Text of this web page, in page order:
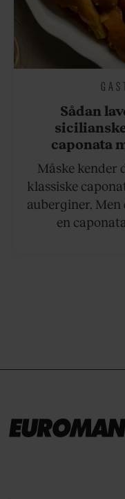
Sådan
caponata
Måske kender
klassiske
auberginer. Men
en